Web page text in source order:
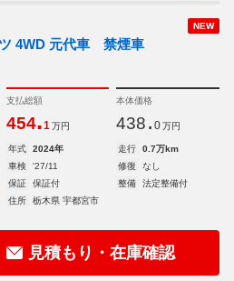
NEW
4WD 元代車 禁煙車
支払総額
454.1 万円
本体価格
438. 0 万円
年式 2024年 走行
0.7万km
車検
'27/11 修復
なし
保証
保証付 整備
法定整備付
住所
栃木県 宇都宮市
見積もり・在庫確認